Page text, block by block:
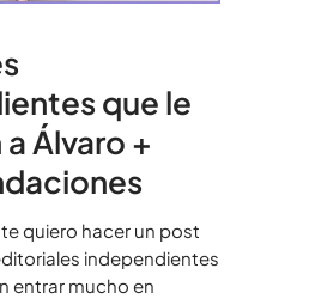
que le
Álvaro +
quiero hacer un post
independientes
entrar mucho en